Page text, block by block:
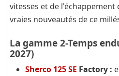
vitesses et de l'échappement
vraies nouveautés de ce
La gamme 2-Temps
2027)
Sherco 125 SE Factory :